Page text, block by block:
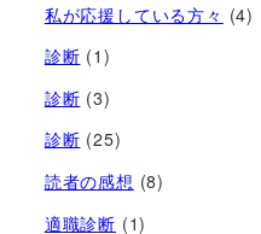
私が応援している方々 (4)
診断 (1)
診断 (3)
診断 (25)
読者の感想 (8)
適職診断 (1)